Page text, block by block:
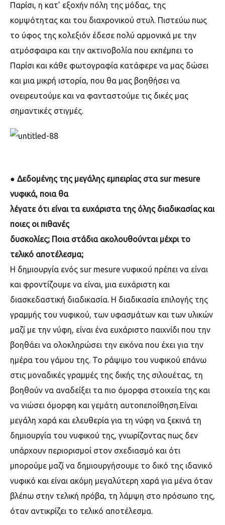
Παρίσι, η κατ’ εξοχήν πόλη της μόδας, της
κομψότητας και του διαχρονικού στυλ. Πιστεύω πως
το ύφος της κολεξιόν έδεσε πολύ αρμονικά με την
ατμόσφαιρα και την ακτινοβολία που εκπέμπει το
Παρίσι και κάθε φωτογραφία κατάφερε να μας δώσει
και μια μικρή ιστορία, που θα μας βοηθήσει να
ονειρευτούμε και να φανταστούμε τις δικές μας
σημαντικές στιγμές.
● Δεδομένης της μεγάλης εμπειρίας στα sur mesure
νυφικά, ποια θα
λέγατε ότι είναι τα ευχάριστα της όλης διαδικασίας και
ποιες οι πιθανές
δυσκολίες; Ποια στάδια ακολουθούνται μέχρι το
τελικό αποτέλεσμα;
Η δημιουργία ενός sur mesure νυφικού πρέπει να είναι
και φροντίζουμε να είναι, μια ευχάριστη και
διασκεδαστική διαδικασία. Η διαδικασία επιλογής της
γραμμής του νυφικού, των υφασμάτων και των υλικών
μαζί με την νύφη, είναι ένα ευχάριστο παιχνίδι που την
βοηθάει να ολοκληρώσει την εικόνα που έχει για την
ημέρα του γάμου της. Το ράψιμο του νυφικού επάνω
στις μοναδικές γραμμές της δικής της σιλουέτας, τη
βοηθούν να αναδείξει τα πιο όμορφα στοιχεία της και
να νιώσει όμορφη και γεμάτη αυτοπεποίθηση.Είναι
μεγάλη χαρά και ελευθερία για τη νύφη να ξεκινά τη
δημιουργία του νυφικού της, γνωρίζοντας πως δεν
υπάρχουν περιορισμοί στον σχεδιασμό και ότι
μπορούμε μαζί να δημιουργήσουμε το δικό της ιδανικό
νυφικό και είναι ακόμη μεγαλύτερη χαρά για μένα όταν
βλέπω στην τελική πρόβα, τη λάμψη στο πρόσωπο της,
όταν αντικρίζει το τελικό αποτέλεσμα.